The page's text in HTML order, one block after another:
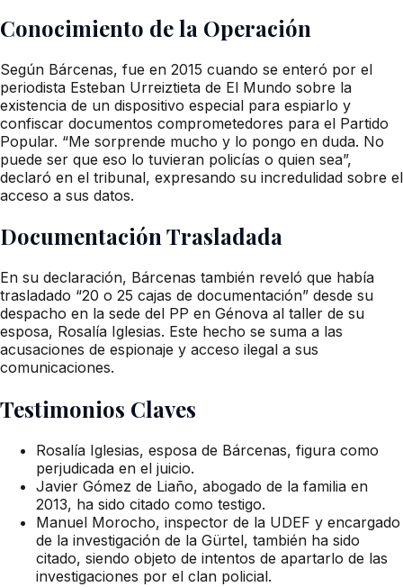
Conocimiento de la Operación
Según Bárcenas, fue en 2015 cuando se enteró por el
periodista Esteban Urreiztieta de El Mundo sobre la
existencia de un dispositivo especial para espiarlo y
confiscar documentos comprometedores para el Partido
Popular. “Me sorprende mucho y lo pongo en duda. No
puede ser que eso lo tuvieran policías o quien sea”,
declaró en el tribunal, expresando su incredulidad sobre el
acceso a sus datos.
Documentación Trasladada
En su declaración, Bárcenas también reveló que había
trasladado “20 o 25 cajas de documentación” desde su
despacho en la sede del PP en Génova al taller de su
esposa, Rosalía Iglesias. Este hecho se suma a las
acusaciones de espionaje y acceso ilegal a sus
comunicaciones.
Testimonios Claves
Rosalía Iglesias, esposa de Bárcenas, figura como
perjudicada en el juicio.
Javier Gómez de Liaño, abogado de la familia en
2013, ha sido citado como testigo.
Manuel Morocho, inspector de la UDEF y encargado
de la investigación de la Gürtel, también ha sido
citado, siendo objeto de intentos de apartarlo de las
investigaciones por el clan policial.